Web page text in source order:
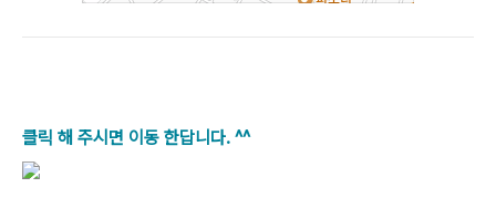
클릭 해 주시면 이동 한답니다. ^^